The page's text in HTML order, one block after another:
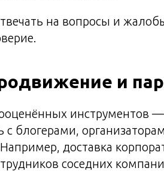
на вопросы и
и
инструментов
с блогерами,
доставка
соседних